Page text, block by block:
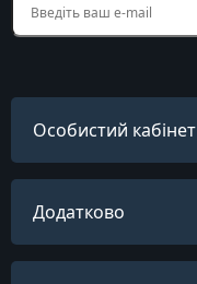
Особистий кабінет
Додатково